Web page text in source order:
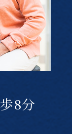
8分